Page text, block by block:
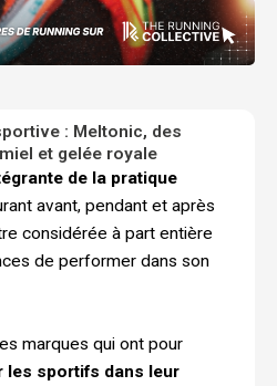
: Meltonic, des
et gelée royale
de la pratique
avant, pendant et après
considérée à part entière
de performer dans son
marques qui ont pour
les sportifs dans leur